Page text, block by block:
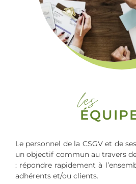
les
Le personnel de la CSGV et de
un objectif commun au travers
: répondre rapidement à
adhérents et/ou clients.